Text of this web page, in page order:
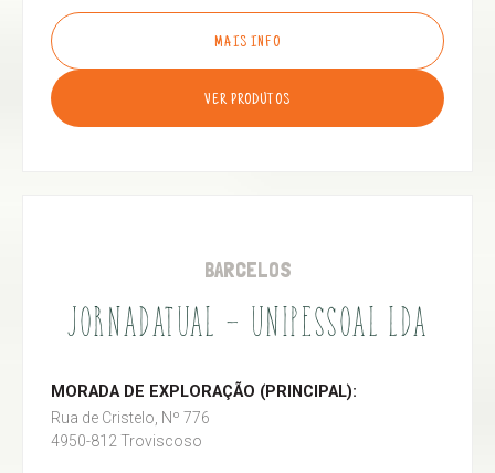
MAIS INFO
VER PRODUTOS
BARCELOS
JORNADATUAL - UNIPESSOAL LDA
MORADA DE EXPLORAÇÃO (PRINCIPAL):
Rua de Cristelo, Nº 776
4950-812 Troviscoso